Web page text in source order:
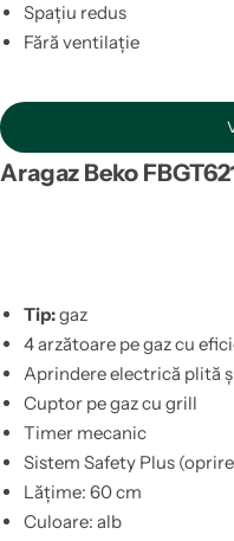
Spațiu redus
Fără ventilație
Aragaz Beko
Tip:gaz
4 arzătoare pe gaz cu
Aprindere electrică plită
Cuptor pe gaz cu grill
Timer mecanic
Sistem Safety Plus
Lățime: 60 cm
Culoare: alb